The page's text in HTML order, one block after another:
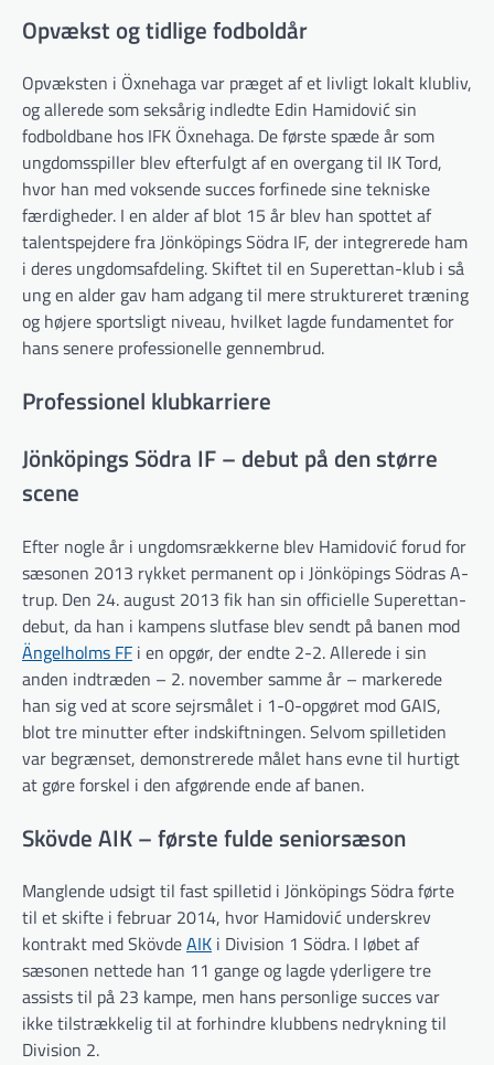
Opvækst og tidlige fodboldår
Opvæksten i Öxnehaga var præget af et livligt lokalt klubliv,
og allerede som seksårig indledte Edin Hamidović sin
fodboldbane hos IFK Öxnehaga. De første spæde år som
ungdomsspiller blev efterfulgt af en overgang til IK Tord,
hvor han med voksende succes forfinede sine tekniske
færdigheder. I en alder af blot 15 år blev han spottet af
talentspejdere fra Jönköpings Södra IF, der integrerede ham
i deres ungdomsafdeling. Skiftet til en Superettan-klub i så
ung en alder gav ham adgang til mere struktureret træning
og højere sportsligt niveau, hvilket lagde fundamentet for
hans senere professionelle gennembrud.
Professionel klubkarriere
Jönköpings Södra IF – debut på den større
scene
Efter nogle år i ungdomsrækkerne blev Hamidović forud for
sæsonen 2013 rykket permanent op i Jönköpings Södras A-
trup. Den 24. august 2013 fik han sin officielle Superettan-
debut, da han i kampens slutfase blev sendt på banen mod
Ängelholms FF i en opgør, der endte 2-2. Allerede i sin
anden indtræden – 2. november samme år – markerede
han sig ved at score sejrsmålet i 1-0-opgøret mod GAIS,
blot tre minutter efter indskiftningen. Selvom spilletiden
var begrænset, demonstrerede målet hans evne til hurtigt
at gøre forskel i den afgørende ende af banen.
Skövde AIK – første fulde seniorsæson
Manglende udsigt til fast spilletid i Jönköpings Södra førte
til et skifte i februar 2014, hvor Hamidović underskrev
kontrakt med SkövdeAIK i Division 1 Södra. I løbet af
sæsonen nettede han 11 gange og lagde yderligere tre
assists til på 23 kampe, men hans personlige succes var
ikke tilstrækkelig til at forhindre klubbens nedrykning til
Division 2.